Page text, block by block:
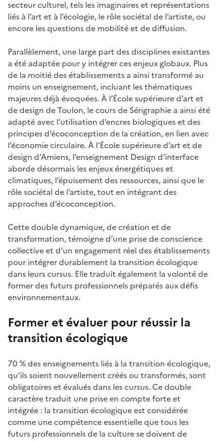
secteur culturel, tels les imaginaires et représentations
liés à l’art et à l’écologie, le rôle sociétal de l’artiste, ou
encore les questions de mobilité et de diffusion.
Parallèlement, une large part des disciplines existantes
a été adaptée pour y intégrer ces enjeux globaux. Plus
de la moitié des établissements a ainsi transformé au
moins un enseignement, incluant les thématiques
majeures déjà évoquées. À l’École supérieure d’art et
de design de Toulon, le cours de Sérigraphie a ainsi été
adapté avec l’utilisation d’encres biologiques et des
principes d’écoconception de la création, en lien avec
l’économie circulaire. À l’École supérieure d’art et de
design d’Amiens, l’enseignement Design d’interface
aborde désormais les enjeux énergétiques et
climatiques, l’épuisement des ressources, ainsi que le
rôle sociétal de l’artiste, tout en intégrant des
approches d’écoconception.
Cette double dynamique, de création et de
transformation, témoigne d’une prise de conscience
collective et d’un engagement réel des établissements
pour intégrer durablement la transition écologique
dans leurs cursus. Elle traduit également la volonté de
former des futurs professionnels préparés aux défis
environnementaux.
Former et évaluer pour réussir la
transition écologique
70 % des enseignements liés à la transition écologique,
qu’ils soient nouvellement créés ou transformés, sont
obligatoires et évalués dans les cursus. Ce double
caractère traduit une prise en compte forte et
intégrée : la transition écologique est considérée
comme une compétence essentielle que tous les
futurs professionnels de la culture se doivent de